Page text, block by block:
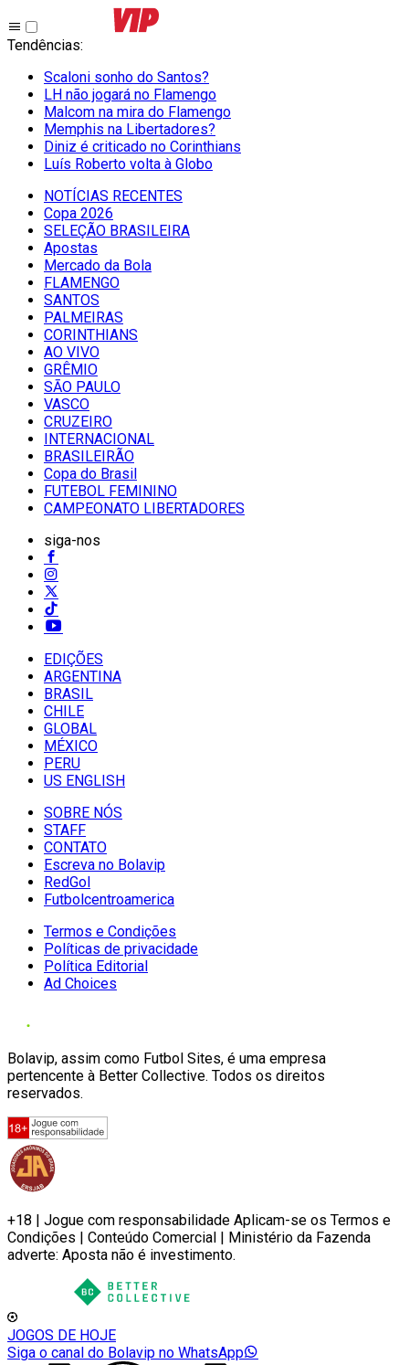
Tendências:
Scaloni sonho do Santos?
LH não jogará no Flamengo
Malcom na mira do Flamengo
Memphis na Libertadores?
Diniz é criticado no Corinthians
Luís Roberto volta à Globo
NOTÍCIAS RECENTES
Copa 2026
SELEÇÃO BRASILEIRA
Apostas
Mercado da Bola
FLAMENGO
SANTOS
PALMEIRAS
CORINTHIANS
AO VIVO
GRÊMIO
SĀO PAULO
VASCO
CRUZEIRO
INTERNACIONAL
BRASILEIRÃO
Copa do Brasil
FUTEBOL FEMININO
CAMPEONATO LIBERTADORES
siga-nos
EDIÇÕES
ARGENTINA
BRASIL
CHILE
GLOBAL
MÉXICO
PERU
US ENGLISH
SOBRE NÓS
STAFF
CONTATO
Escreva no Bolavip
RedGol
Futbolcentroamerica
Termos e Condições
Políticas de privacidade
Política Editorial
Ad Choices
Bolavip, assim como Futbol Sites, é uma empresa
pertencente à Better Collective. Todos os direitos
reservados.
+18 | Jogue com responsabilidade Aplicam-se os Termos e
Condições | Conteúdo Comercial | Ministério da Fazenda
adverte: Aposta não é investimento.
JOGOS DE HOJE
Siga o canal do Bolavip no WhatsApp